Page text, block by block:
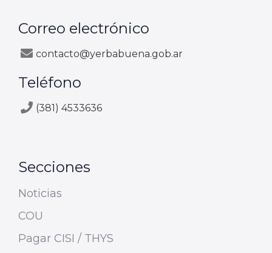
Correo electrónico
contacto@yerbabuena.gob.ar
Teléfono
(381) 4533636
Secciones
Noticias
COU
Pagar CISI / THYS